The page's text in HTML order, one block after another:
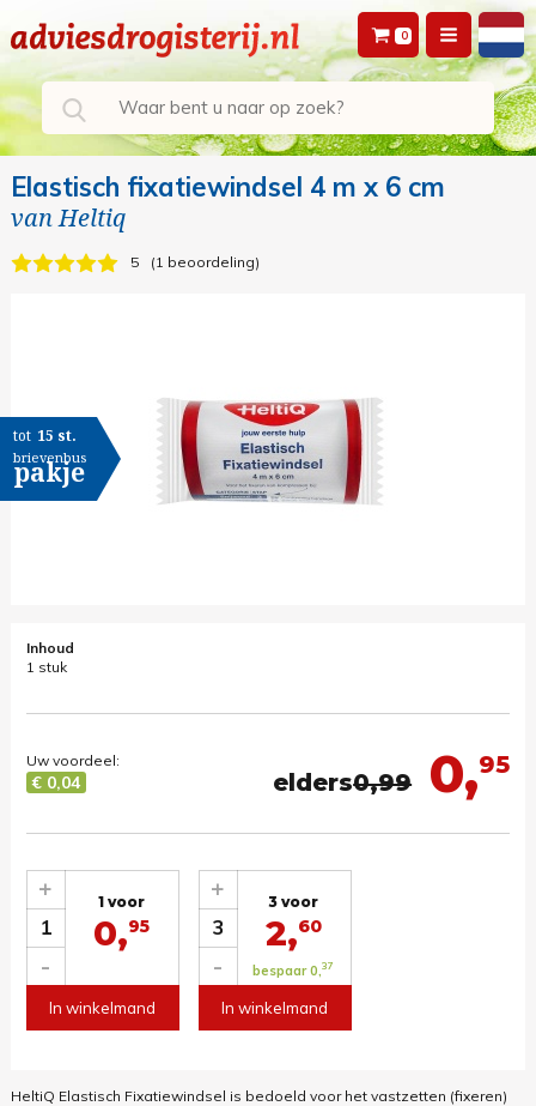
0
Elastisch fixatiewindsel 4 m x 6 cm
vanHeltiq
5 1 beoordeling
tot 15 st.
brievenbus
pakje
Inhoud
1 stuk
0,95
elders0,99
Uw voordeel:
€ 0,04
1
-
+ 1 voor
0,95
In winkelmand
3
-
+ 3 voor
2,60
bespaar 0,37
In winkelmand
HeltiQ Elastisch Fixatiewindsel is bedoeld voor het vastzetten (fixeren)